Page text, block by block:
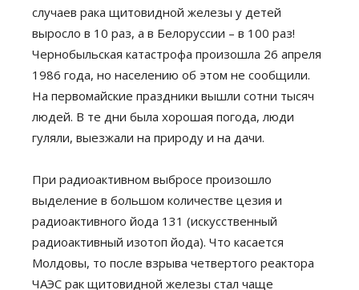
случаев рака щитовидной железы у детей
выросло в 10 раз, а в Белоруссии – в 100 раз!
Чернобыльская катастрофа произошла 26 апреля
1986 года, но населению об этом не сообщили.
На первомайские праздники вышли сотни тысяч
людей. В те дни была хорошая погода, люди
гуляли, выезжали на природу и на дачи.
При радиоактивном выбросе произошло
выделение в большом количестве цезия и
радиоактивного йода 131 (искусственный
радиоактивный изотоп йода). Что касается
Молдовы, то после взрыва четвертого реактора
ЧАЭС рак щитовидной железы стал чаще